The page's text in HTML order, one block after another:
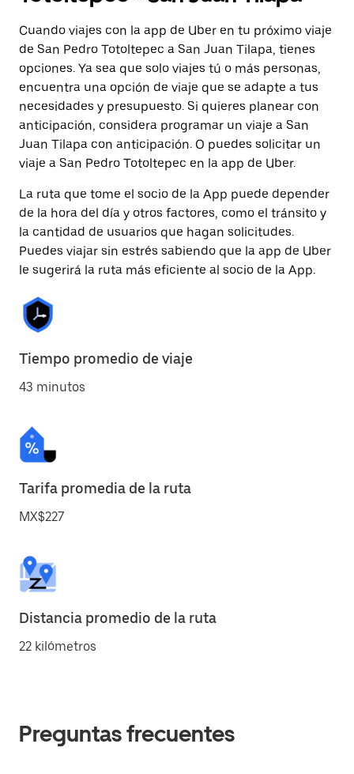
Cuando viajes con la app de Uber en tu próximo viaje
de San Pedro Totoltepec a San Juan Tilapa, tienes
opciones. Ya sea que solo viajes tú o más personas,
encuentra una opción de viaje que se adapte a tus
necesidades y presupuesto. Si quieres planear con
anticipación, considera programar un viaje a San
Juan Tilapa con anticipación. O puedes solicitar un
viaje a San Pedro Totoltepec en la app de Uber.
La ruta que tome el socio de la App puede depender
de la hora del día y otros factores, como el tránsito y
la cantidad de usuarios que hagan solicitudes.
Puedes viajar sin estrés sabiendo que la app de Uber
le sugerirá la ruta más eficiente al socio de la App.
Tiempo promedio de viaje
43 minutos
Tarifa promedia de la ruta
MX$227
Distancia promedio de la ruta
22 kilómetros
Preguntas frecuentes